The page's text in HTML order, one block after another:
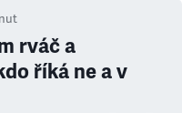
rváč a
říká ne a v